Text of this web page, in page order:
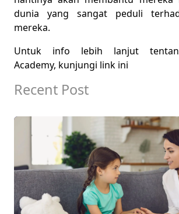
dunia yang sangat peduli
mereka.
Untuk info lebih lanjut
Academy, kunjungi link ini
Recent Post